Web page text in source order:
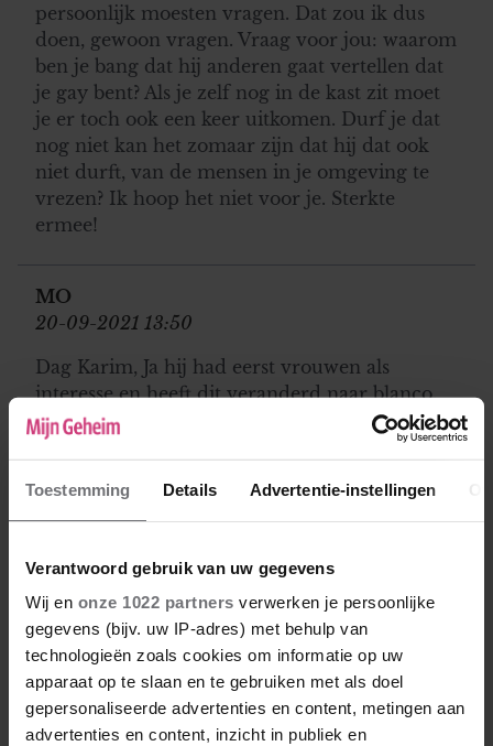
Toestemming Details Advertentie-instellingen
Verantwoord gebruik van uw gegevens
Wij en onze 1022 partners verwerken je persoonlijke
gegevens (bijv. uw IP-adres) met behulp van
technologieën zoals cookies om informatie op uw
apparaat op te slaan en te gebruiken met als doel
gepersonaliseerde advertenties en content, metingen aan
advertenties en content, inzicht in publiek en
persoonlijk moesten vragen. Dat zou ik dus
doen, gewoon vragen. Vraag voor jou: waarom
ben je bang dat hij anderen gaat vertellen dat
je gay bent? Als je zelf nog in de kast zit moet
je er toch ook een keer uitkomen. Durf je dat
nog niet kan het zomaar zijn dat hij dat ook
niet durft, van de mensen in je omgeving te
vrezen? Ik hoop het niet voor je. Sterkte
ermee!
MO
20-09-2021 13:50
Dag Karim, Ja hij had eerst vrouwen als
interesse en heeft dit veranderd naar blanco.
Dus dat wekt toch enigszins vraagtekens op.
Door cultuur en religie is het voor ons moeilijk
natuurlijk heel lastig om erover te praten. Ik
zou niet weten hoe ik dit op een subtiele
dit vlak geen ervaring heb ik ben voor het
eerst verliefd.
Karin
21-09-2021 14:23